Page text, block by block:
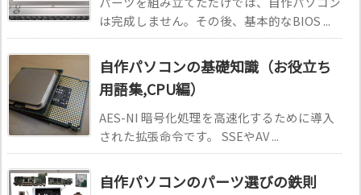
は完成しません。その後、基本的なBIOS ...
自作パソコンの基礎知識（お役立ち
用語集,CPU編）
AES-NI 暗号化処理を高速化するために導入
された拡張命令です。 SSEやAV ...
自作パソコンのパーツ選びの鉄則